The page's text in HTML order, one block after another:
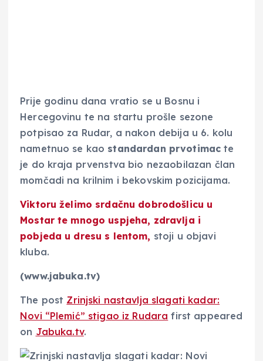
Prije godinu dana vratio se u Bosnu i
Hercegovinu te na startu prošle sezone
potpisao za Rudar, a nakon debija u 6. kolu
nametnuo se kao standardan prvotimac te
je do kraja prvenstva bio nezaobilazan član
momčadi na krilnim i bekovskim pozicijama.
Viktoru želimo srdačnu dobrodošlicu u
Mostar te mnogo uspjeha, zdravlja i
pobjeda u dresu s lentom, stoji u objavi
kluba.
(www.jabuka.tv)
The post Zrinjski nastavlja slagati kadar:
Novi “Plemić” stigao iz Rudara first appeared
on Jabuka.tv.